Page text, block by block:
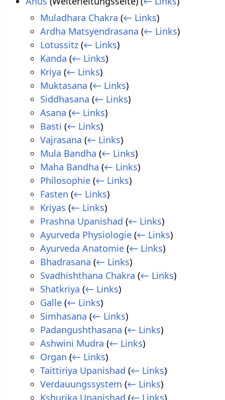
Muladhara Chakra (← Links)
Ardha Matsyendrasana (← Links)
Lotussitz (← Links)
Kanda (← Links)
Kriya (← Links)
Muktasana (← Links)
Siddhasana (← Links)
Asana (← Links)
Basti (← Links)
Vajrasana (← Links)
Mula Bandha (← Links)
Maha Bandha (← Links)
Philosophie (← Links)
Fasten (← Links)
Kriyas (← Links)
Prashna Upanishad (← Links)
Ayurveda Physiologie (← Links)
Ayurveda Anatomie (← Links)
Bhadrasana (← Links)
Svadhishthana Chakra (← Links)
Shatkriya (← Links)
Galle (← Links)
Simhasana (← Links)
Padangushthasana (← Links)
Ashwini Mudra (← Links)
Organ (← Links)
Taittiriya Upanishad (← Links)
Verdauungssystem (← Links)
Kshurika Upanishad (← Links)